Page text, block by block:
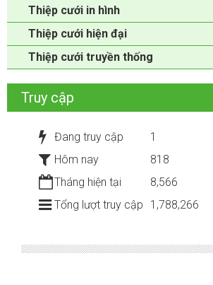
Thiệp cưới in hình
Thiệp cưới hiện đại
Thiệp cưới truyền thống
Truy cập
Đang truy cập
1
Hôm nay
818
Tháng hiện tại
8,566
Tổng lượt truy cập
1,788,266